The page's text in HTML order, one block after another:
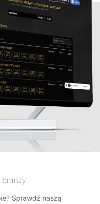
Sprawdź naszą